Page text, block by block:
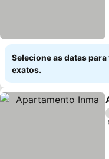
Selecione as datas
exatos.